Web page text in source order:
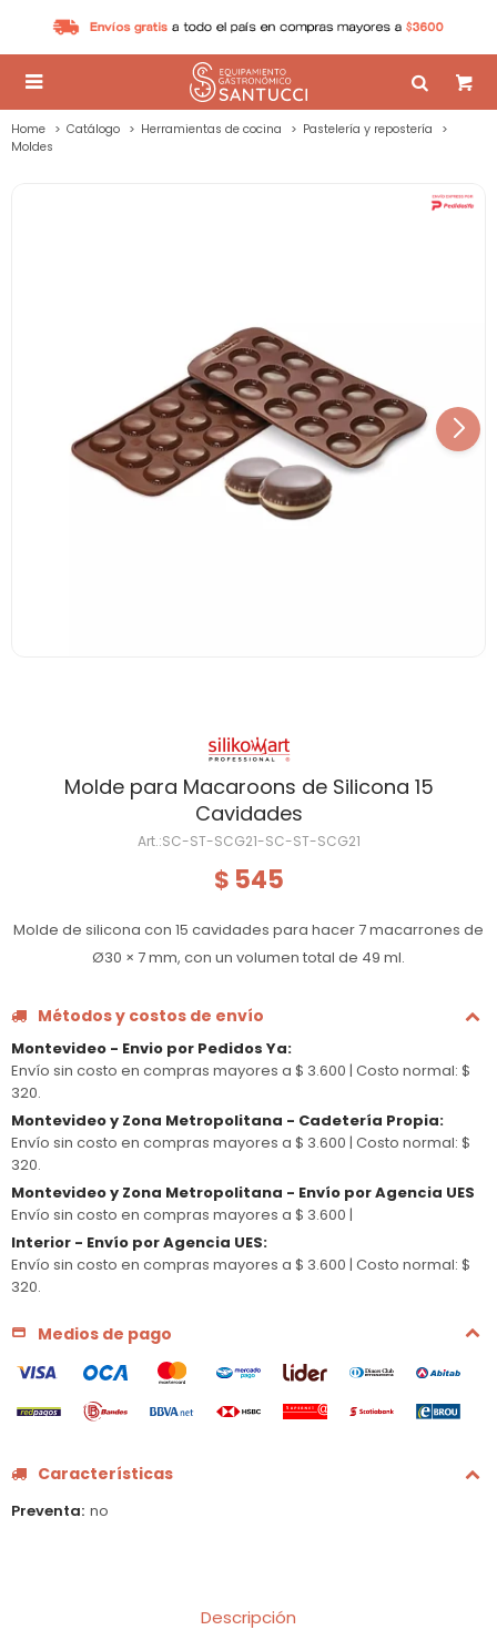

Home Catálogo Herramientas de cocina
Pastelería y repostería
Moldes
Molde para Macaroons de Silicona 15
Cavidades
SC-ST-SCG21-SC-ST-SCG21
$ 545
Molde de silicona con 15 cavidades para hacer 7 macarrones de
Ø30 × 7 mm, con un volumen total de 49 ml.
Métodos y costos de envío
Montevideo - Envio por Pedidos Ya:
Envío sin costo en compras mayores a $ 3.600 | Costo normal: $
320.
Montevideo y Zona Metropolitana - Cadetería Propia:
Envío sin costo en compras mayores a $ 3.600 | Costo normal: $
320.
Montevideo y Zona Metropolitana - Envío por Agencia UES
Envío sin costo en compras mayores a $ 3.600 |
Interior - Envío por Agencia UES:
Envío sin costo en compras mayores a $ 3.600 | Costo normal: $
320.
Medios de pago
Características
Preventa no
Descripción